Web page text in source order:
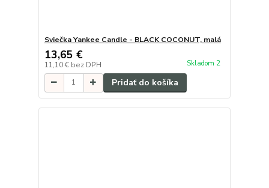
Sviečka Yankee Candle - BLACK COCONUT, malá
13,65 €
11,10 € bez DPH Skladom 2
Pridať do košíka